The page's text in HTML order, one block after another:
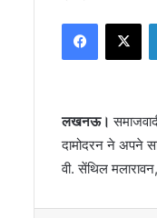
Facebook
X
लखनऊ।
दामोदरन ने अपने
वी. सेंथिल